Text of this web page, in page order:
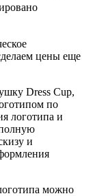
цены еще
Dress Cup,
по
логотипа и
и
можно